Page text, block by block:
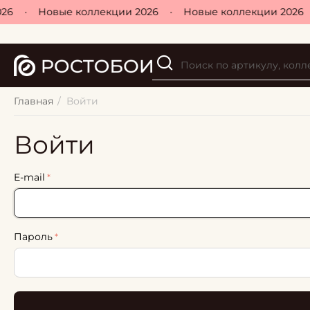
Новые коллекции 2026 Новые коллекции 2026
Главная / Войти
Войти
E-mail
Пароль